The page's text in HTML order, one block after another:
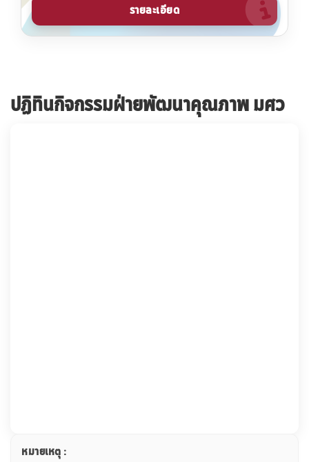
รายละเอียด
ปฏิทินกิจกรรมฝ่ายพัฒนาคุณภาพ มศว
หมายเหตุ :